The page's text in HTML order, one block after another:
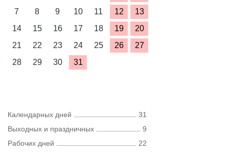
7
8 9 10 11 12
13
14
15 16 17 18 19
20
21
22 23 24 25 26
27
28
29 30 31
Календарных дней
31
Выходных и праздничных
9
Рабочих дней
22